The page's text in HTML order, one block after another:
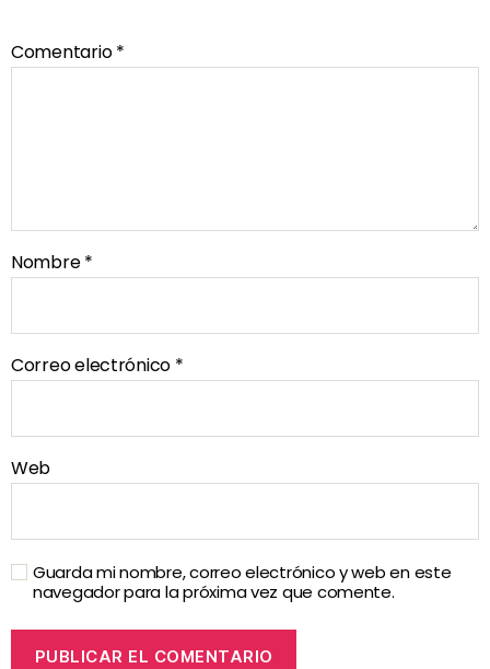
Comentario*
Nombre*
Correo electrónico *
Web
Guarda mi nombre, correo electrónico y web en este
navegador para la próxima vez que comente.